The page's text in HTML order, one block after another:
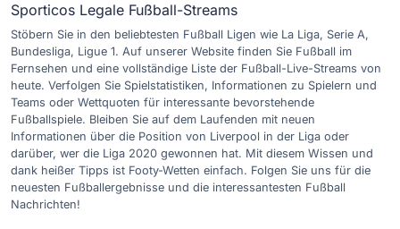
Sporticos Legale Fußball-Streams
Stöbern Sie in den beliebtesten Fußball Ligen wie La Liga, Serie A,
Bundesliga, Ligue 1. Auf unserer Website finden Sie Fußball im
Fernsehen und eine vollständige Liste der Fußball-Live-Streams von
heute. Verfolgen Sie Spielstatistiken, Informationen zu Spielern und
Teams oder Wettquoten für interessante bevorstehende
Fußballspiele. Bleiben Sie auf dem Laufenden mit neuen
Informationen über die Position von Liverpool in der Liga oder
darüber, wer die Liga 2020 gewonnen hat. Mit diesem Wissen und
dank heißer Tipps ist Footy-Wetten einfach. Folgen Sie uns für die
neuesten Fußballergebnisse und die interessantesten Fußball
Nachrichten!